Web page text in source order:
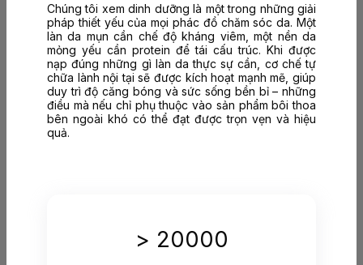
Chúng tôi xem dinh dưỡng là một trong những giải
pháp thiết yếu của mọi phác đồ chăm sóc da. Một
làn da mụn cần chế độ kháng viêm, một nền da
mỏng yếu cần protein để tái cấu trúc. Khi được
nạp đúng những gì làn da thực sự cần, cơ chế tự
chữa lành nội tại sẽ được kích hoạt mạnh mẽ, giúp
duy trì độ căng bóng và sức sống bền bỉ – những
điều mà nếu chỉ phụ thuộc vào sản phẩm bôi thoa
bên ngoài khó có thể đạt được trọn vẹn và hiệu
quả.
> 20000